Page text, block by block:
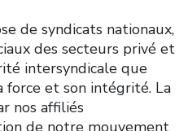
de syndicats nationaux,
des secteurs privé et
intersyndicale que
et son intégrité. La
nos affiliés
de notre mouvement